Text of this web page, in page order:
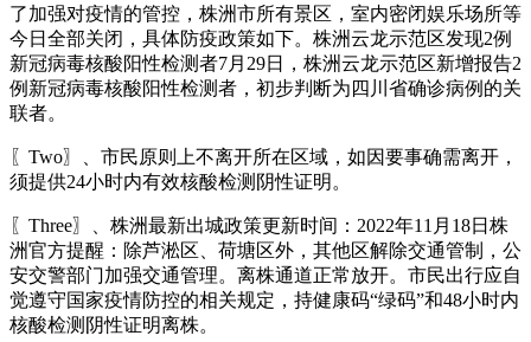
了加强对疫情的管控，株洲市所有景区，室内密闭娱乐场所等
今日全部关闭，具体防疫政策如下。株洲云龙示范区发现2例
新冠病毒核酸阳性检测者7月29日，株洲云龙示范区新增报告2
例新冠病毒核酸阳性检测者，初步判断为四川省确诊病例的关
联者。
〖Two〗、市民原则上不离开所在区域，如因要事确需离开，
须提供24小时内有效核酸检测阴性证明。
〖Three〗、株洲最新出城政策更新时间：2022年11月18日株
洲官方提醒：除芦淞区、荷塘区外，其他区解除交通管制，公
安交警部门加强交通管理。离株通道正常放开。市民出行应自
觉遵守国家疫情防控的相关规定，持健康码“绿码”和48小时内
核酸检测阴性证明离株。